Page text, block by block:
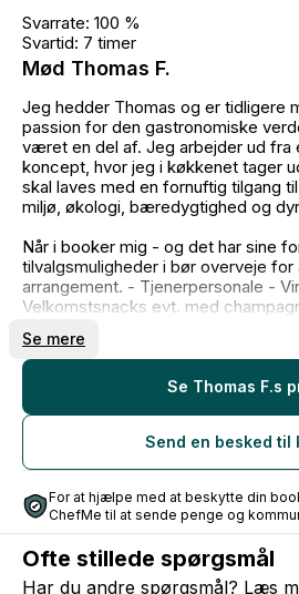
Svarrate: 100 %
Svartid: 7 timer
Mød Thomas F.
Jeg hedder Thomas og er tidligere
passion for den gastronomiske
været en del af. Jeg arbejder ud fra
koncept, hvor jeg i køkkenet tager
skal laves med en fornuftig tilgang
miljø, økologi, bæredygtighed og
Når i booker mig - og det har sine
tilvalgsmuligheder i bør overveje
arrangement. - Tjenerpersonale -
Velkomstsnacks evt. med
Jeg har en bred vifte af faglig
restaurationsbranchen. Min
bestået af finere madlavning,
konceptændringer til flere af landets
restauranter. Mine særlige
og sans for detaljer, hvilke alle er
mine gæster en eksklusiv og unik
Særlige kendetegn ved mine
- Jeg er fra jord til bord kok - derfor
bunden. - Moderne gastronomi. -
Benytter altid sæsonens bedste
afspejler sig i mine retter.
Se mere
Se Thomas F.s
Send en besked til
For at hjælpe med at beskytte din
ChefMe til at sende penge og
Ofte stillede spørgsmål
Har du andre spørgsmål? Læs